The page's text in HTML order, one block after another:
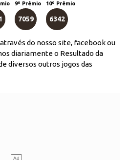
9º Prêmio
7059
10º Prêmio
6342
do nosso site, facebook ou
diariamente o Resultado da
diversos outros jogos das